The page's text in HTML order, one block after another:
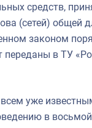
средств,
(сетей) общей
законом
переданы в ТУ
уже
в